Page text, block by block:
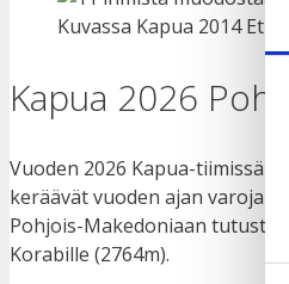
Kuvassa Kapua 2014
Kapua 2026
Vuoden 2026 Kapua-tiimissä
keräävät vuoden ajan varoja
Pohjois-Makedoniaan
Korabille (2764m).